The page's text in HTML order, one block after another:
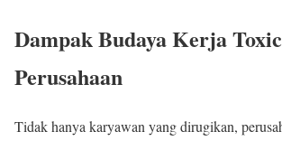
Dampak Budaya Kerja
Perusahaan
Tidak hanya karyawan yang dirugikan,